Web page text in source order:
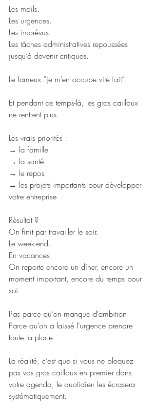
Les mails.
Les urgences.
Les imprévus.
Les tâches administratives repoussées
jusqu’à devenir critiques.
Le fameux “je m’en occupe vite fait”.
Et pendant ce temps-là, les gros cailloux
ne rentrent plus.
Les vrais priorités :
→ la famille
→ la santé
→ le repos
→ les projets importants pour développer
votre entreprise
Résultat ?
On finit par travailler le soir.
Le week-end.
En vacances.
On reporte encore un dîner, encore un
moment important, encore du temps pour
soi.
Pas parce qu’on manque d’ambition.
Parce qu’on a laissé l’urgence prendre
toute la place.
La réalité, c’est que si vous ne bloquez
pas vos gros cailloux en premier dans
votre agenda, le quotidien les écrasera
systématiquement.